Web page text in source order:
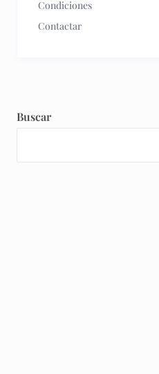
Condiciones
Contactar
Buscar